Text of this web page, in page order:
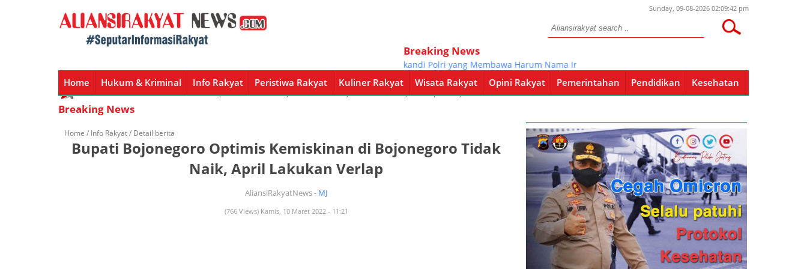
Sunday, 09-08-2026 02:09:42 pm
Breaking News
Kapolri: Jadilah Srikandi Polri yang Membawa Harum Nama Institusi
Home Hukum & Kriminal Info Rakyat Peristiwa Rakyat Kuliner Rakyat Wisata Rakyat Opini Rakyat Pemerintahan Pendidikan Kesehatan
Home Hukum & Kriminal Info Rakyat Peristiwa Rakyat Kuliner Rakyat Wisata Rakyat Opini Rakyat Pemerintahan Pendidikan Kesehatan
Breaking News
Home / Info Rakyat/ Detail berita
Bupati Bojonegoro Optimis Kemiskinan di Bojonegoro Tidak
Naik, April Lakukan Verlap
AliansiRakyatNews - MJ
(766 Views) Kamis, 10 Maret 2022 - 11:21